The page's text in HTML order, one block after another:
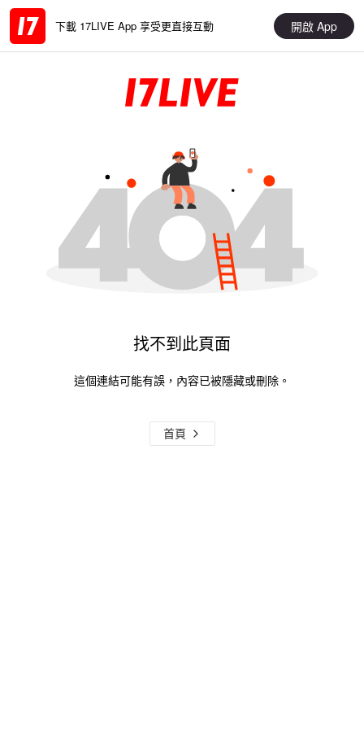
下載 17LIVE App 享受更直接互動 開啟 App
找不到此頁面
這個連結可能有誤，內容已被隱藏或刪除。
首頁